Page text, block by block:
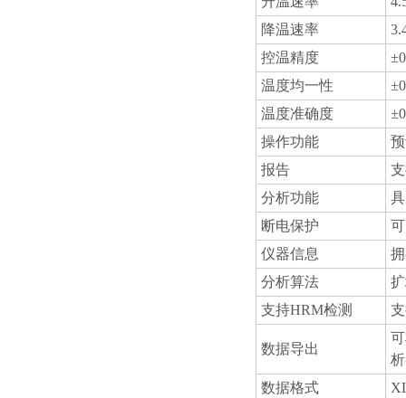
降温速率
控温精度
温度均一性
温度准确度
操作功能
报告
分析功能
断电保护
仪器信息
分析算法
支持HRM检测
数据导出
数据格式